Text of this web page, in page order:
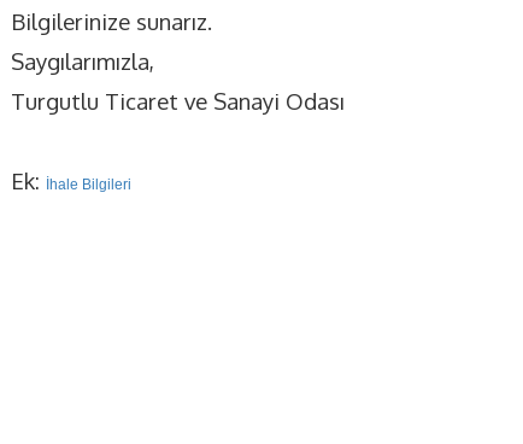
Bilgilerinize sunarız.
Saygılarımızla,
Turgutlu Ticaret ve Sanayi Odası
Ek: İhale Bilgileri